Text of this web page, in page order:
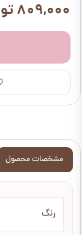
۸۰۹,۰۰۰ تومان
مشخصات محصول
رنگ